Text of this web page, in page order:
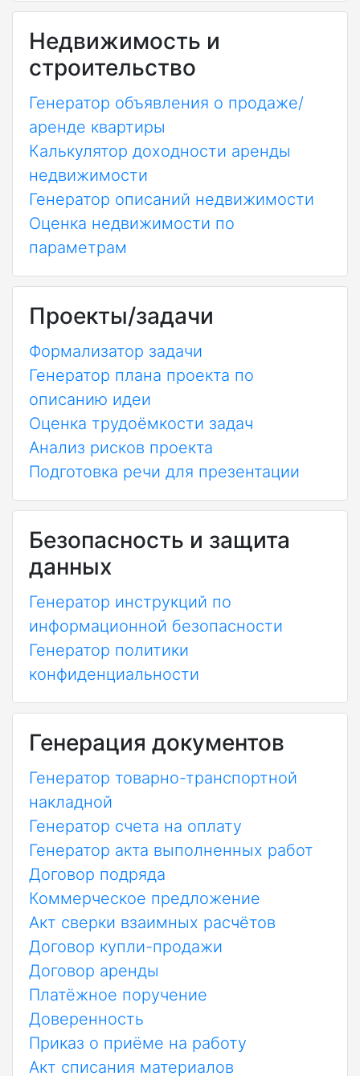
Недвижимость и
строительство
Генератор объявления о продаже/
аренде квартиры
Калькулятор доходности аренды
недвижимости
Генератор описаний недвижимости
Оценка недвижимости по
параметрам
Проекты/задачи
Формализатор задачи
Генератор плана проекта по
описанию идеи
Оценка трудоёмкости задач
Анализ рисков проекта
Подготовка речи для презентации
Безопасность и защита
данных
Генератор инструкций по
информационной безопасности
Генератор политики
конфиденциальности
Генерация документов
Генератор товарно-транспортной
накладной
Генератор счета на оплату
Генератор акта выполненных работ
Договор подряда
Коммерческое предложение
Акт сверки взаимных расчётов
Договор купли-продажи
Договор аренды
Платёжное поручение
Доверенность
Приказ о приёме на работу
Акт списания материалов